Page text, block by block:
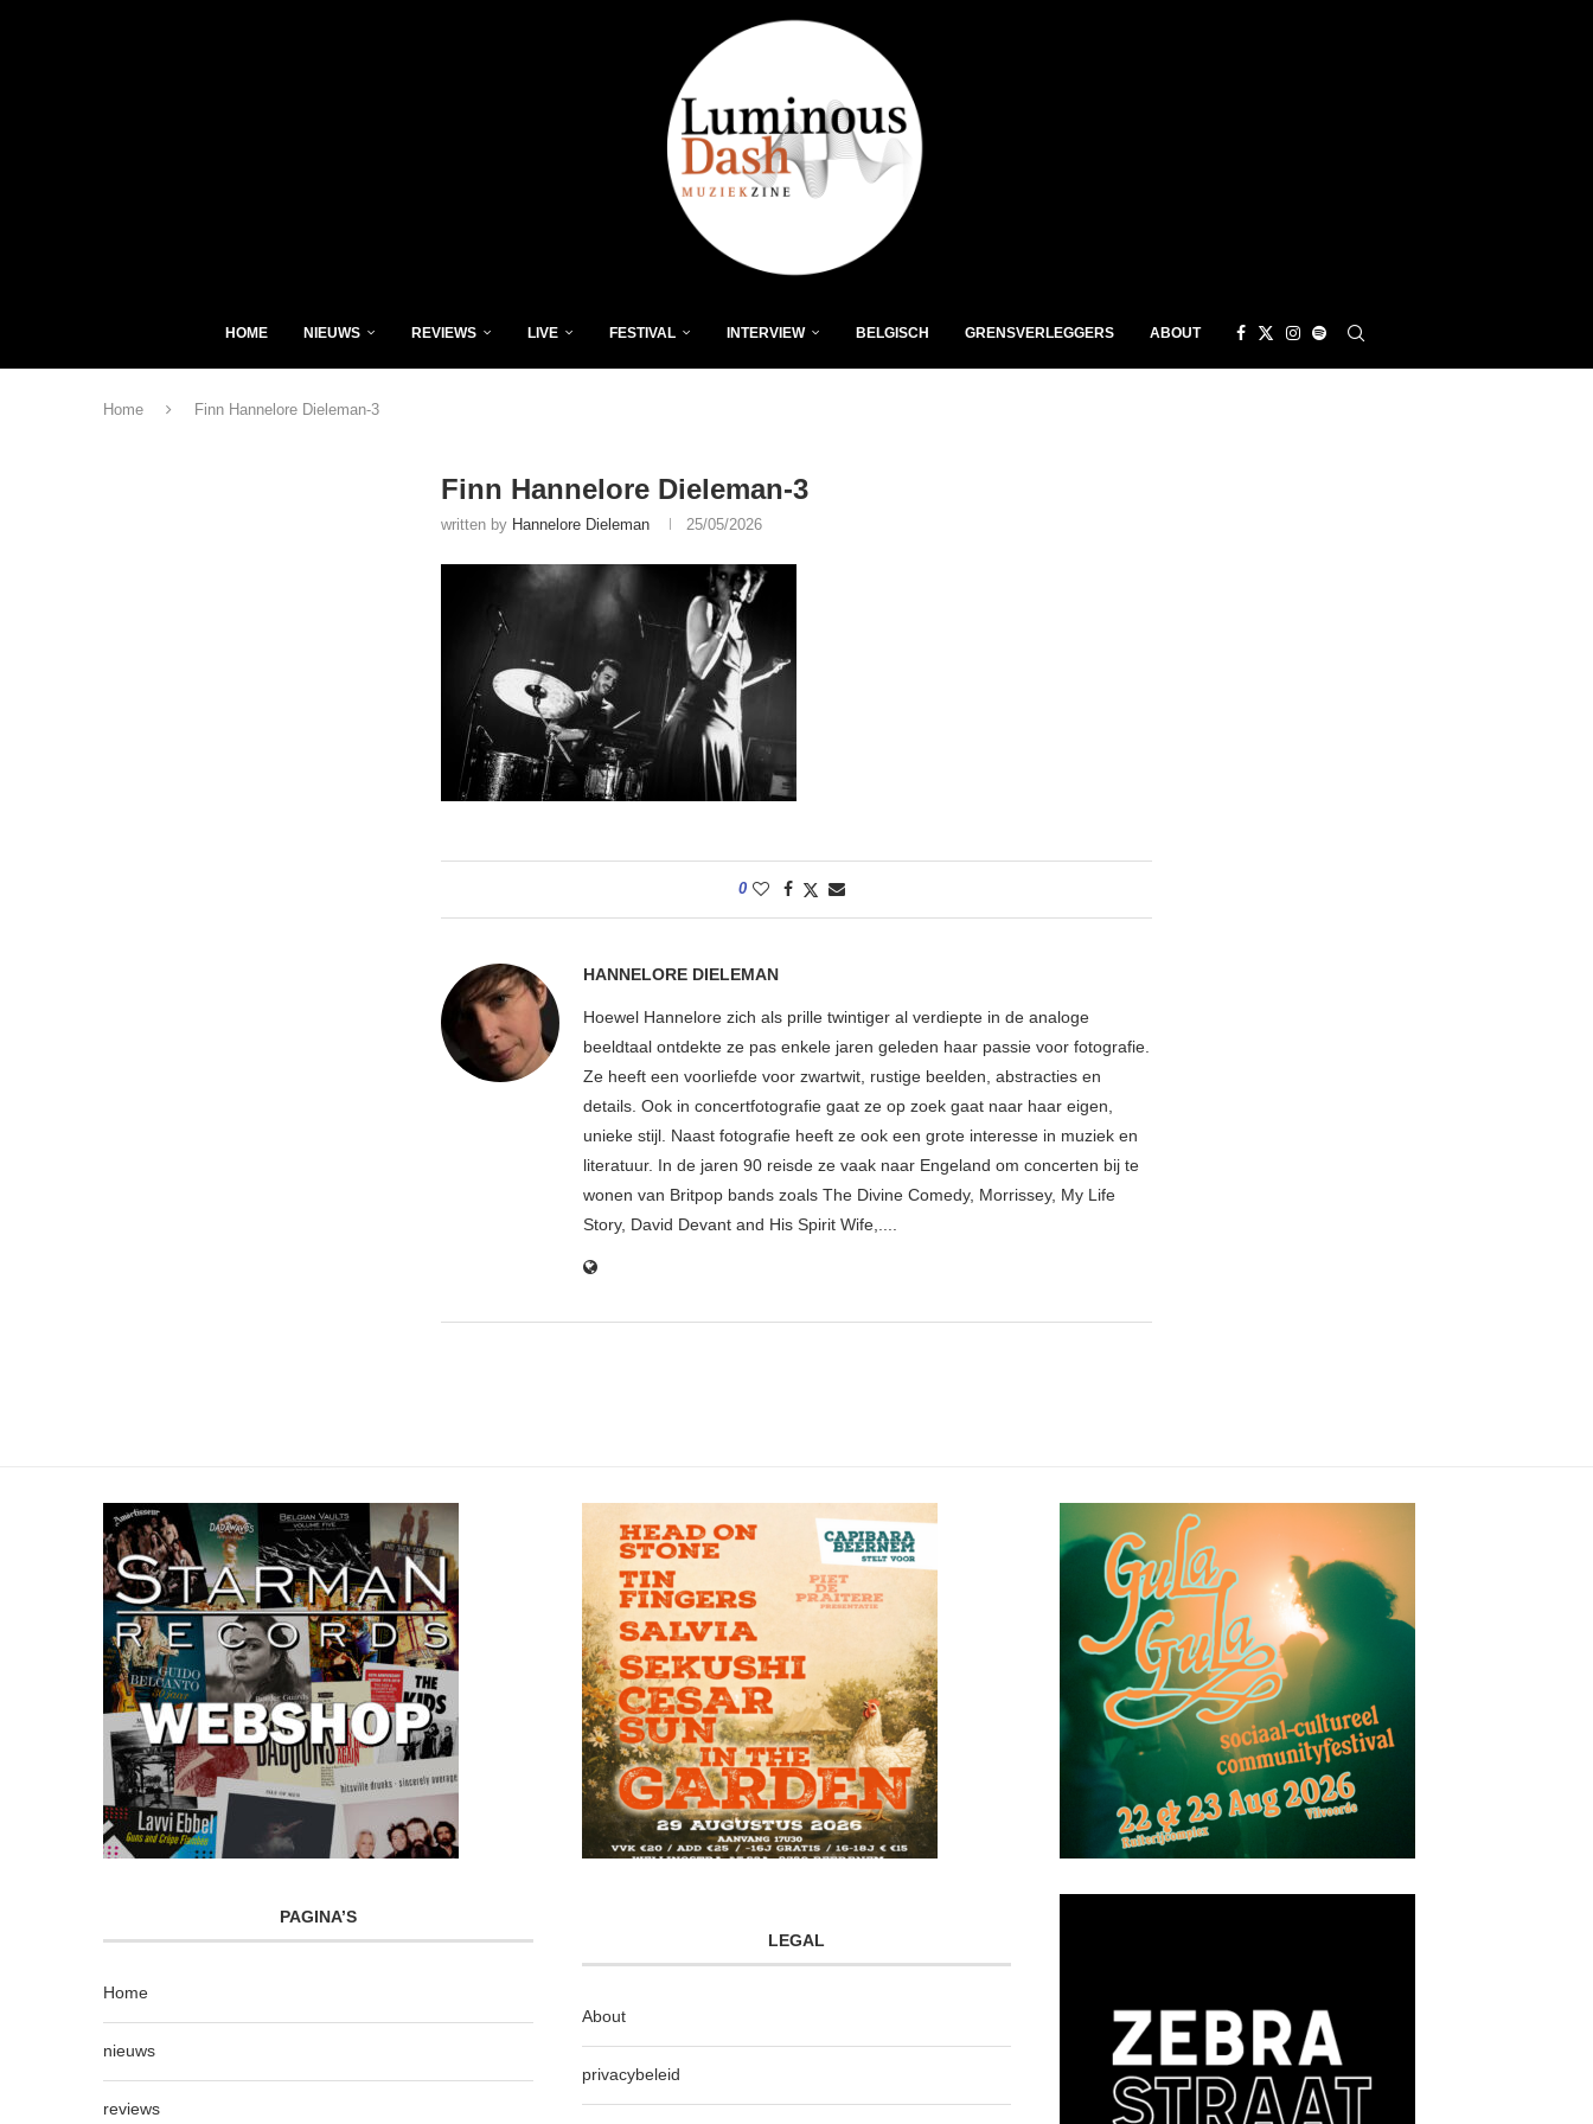
HOME NIEUWS REVIEWS LIVE FESTIVAL INTERVIEW BELGISCH GRENSVERLEGGERS ABOUT
Home Finn Hannelore Dieleman-3
Finn Hannelore Dieleman-3
written by Hannelore Dieleman 25/05/2026
0
HANNELORE DIELEMAN
Hoewel Hannelore zich als prille twintiger al verdiepte in de analoge
beeldtaal ontdekte ze pas enkele jaren geleden haar passie voor fotografie.
Ze heeft een voorliefde voor zwartwit, rustige beelden, abstracties en
details. Ook in concertfotografie gaat ze op zoek gaat naar haar eigen,
unieke stijl. Naast fotografie heeft ze ook een grote interesse in muziek en
literatuur. In de jaren 90 reisde ze vaak naar Engeland om concerten bij te
wonen van Britpop bands zoals The Divine Comedy, Morrissey, My Life
Story, David Devant and His Spirit Wife,....
PAGINA’S
Home
nieuws
reviews
LEGAL
About
privacybeleid